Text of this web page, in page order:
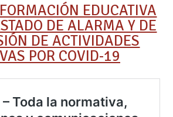
EDUCATIVA
DE ALARMA Y DE
DE ACTIVIDADES
POR COVID-19